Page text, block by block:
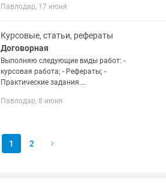
курсовую качественно и в срок.
Павлодар, 17 июня
Курсовые, статьи, рефераты
Договорная
Выполняю следующие виды работ: -
курсовая работа; - Рефераты; -
Практические задания.
помощь в заочном образовании и ДОТ.
Павлодар, 8 июня
1 2